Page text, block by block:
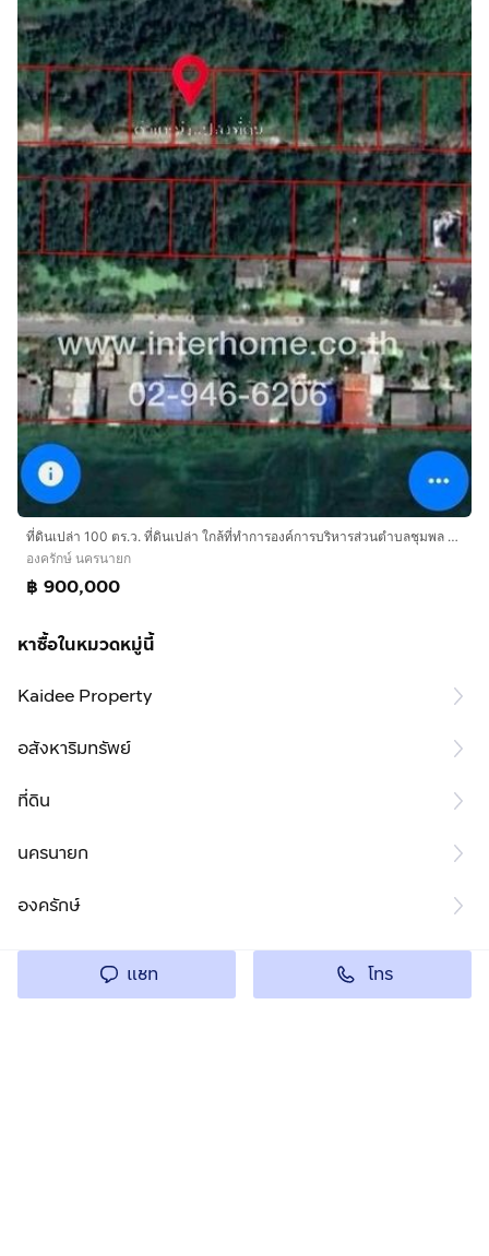
ที่ดินเปล่า 100 ตร.ว. ที่ดินเปล่า ใกล้ที่ทำการองค์การบริหารส่วนตำบลชุมพล ถนนลำลูกกา ถนนรังสิต-นครนายก องครักษ์ นครนายก
องครักษ์ นครนายก
฿ 900,000
หาซื้อในหมวดหมู่นี้
Kaidee Property
อสังหาริมทรัพย์
ที่ดิน
นครนายก
องครักษ์
แชท โทร